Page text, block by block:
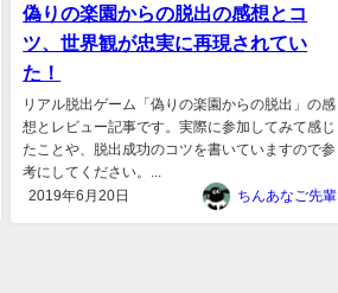
偽りの楽園からの脱出の感想とコ
ツ、世界観が忠実に再現されてい
た！
リアル脱出ゲーム「偽りの楽園からの脱出」の感
想とレビュー記事です。実際に参加してみて感じ
たことや、脱出成功のコツを書いていますので参
考にしてください。...
2019年6月20日
ちんあなご先輩